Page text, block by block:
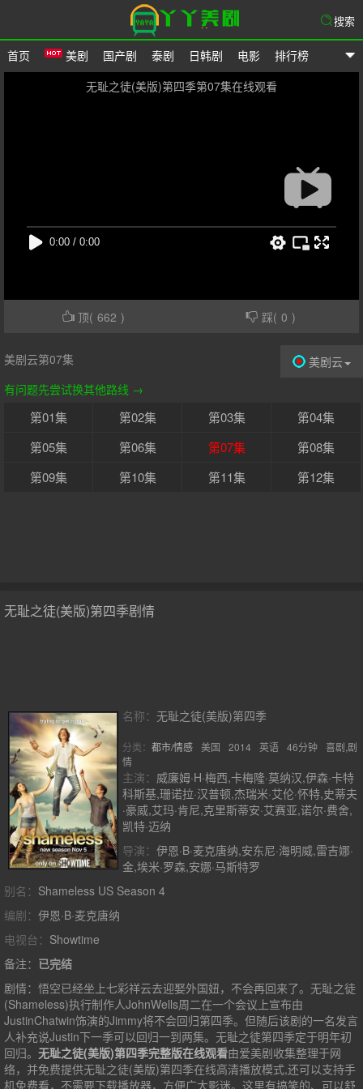
爱美剧
首页 美剧 国产剧 泰剧 日韩剧 电影 排行榜
搜索
无耻之徒(美版)第四季第07集在线观看
顶( 662 ) 踩( 0 )
美剧云
美剧云第07集
有问题先尝试换其他路线 →
第01集 第02集 第03集
第04集
第05集
第06集 第07集
第08集
第09集
第10集 第11集 第12集
无耻之徒(美版)第四季剧情
名称： 无耻之徒(美版)第四季
分类： 都市/情感 美国 2014 英语 46分钟
喜剧,剧
情
主演： 威廉姆·H·梅西,卡梅隆·莫纳汉,伊森·卡特
科斯基,珊诺拉·汉普顿,杰瑞米·艾伦·怀特,史蒂夫
·豪威,艾玛·肯尼,克里斯蒂安·艾赛亚,诺尔·费舍,
凯特·迈纳
导演： 伊恩·B·麦克唐纳,安东尼·海明威,雷吉娜·
金,埃米·罗森,安娜·马斯特罗
别名： Shameless US Season 4
编剧： 伊恩·B·麦克唐纳
电视台： Showtime
备注： 已完结
剧情： 悟空已经坐上七彩祥云去迎娶外国妞，不会再回来了。无耻之徒
(Shameless)执行制作人JohnWells周二在一个会议上宣布由
JustinChatwin饰演的Jimmy将不会回归第四季。但随后该剧的一名发言
人补充说Justin下一季可以回归一到两集。无耻之徒第四季定于明年初
回归。 无耻之徒(美版)第四季完整版在线观看由爱美剧收集整理于网
络，并免费提供无耻之徒(美版)第四季在线高清播放模式,还可以支持手
机免费看，不需要下载播放器，方便广大影迷。这里有搞笑的、可以舒